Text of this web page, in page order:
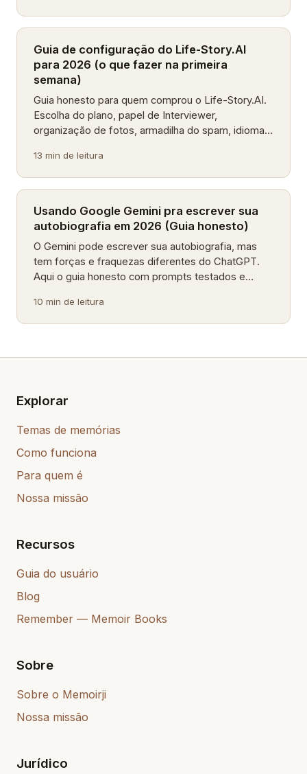
Guia de configuração do Life-Story.AI
para 2026 (o que fazer na primeira
semana)
Guia honesto para quem comprou o Life-Story.AI.
Escolha do plano, papel de Interviewer,
organização de fotos, armadilha do spam, idiomas
decide o resto.
13 min de leitura
Usando Google Gemini pra escrever sua
autobiografia em 2026 (Guia honesto)
O Gemini pode escrever sua autobiografia, mas
tem forças e fraquezas diferentes do ChatGPT.
Aqui o guia honesto com prompts testados e
famílias brasileiras.
10 min de leitura
Explorar
Temas de memórias
Como funciona
Para quem é
Nossa missão
Recursos
Guia do usuário
Blog
Remember — Memoir Books
Sobre
Sobre o Memoirji
Nossa missão
Jurídico